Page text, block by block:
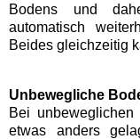
Bodens und
automatisch
Beides gleichzeitig
Unbewegliche
Bei
etwas anders